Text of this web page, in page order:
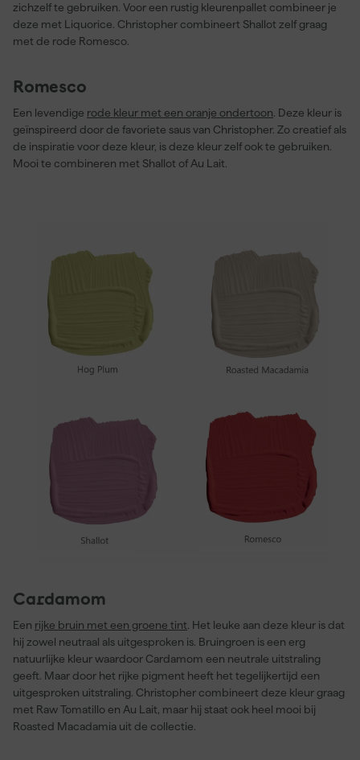
zichzelf te gebruiken. Voor een rustig kleurenpallet combineer je
deze met Liquorice. Christopher combineert Shallot zelf graag
met de rode Romesco.
Romesco
Een levendige rode kleur met een oranje ondertoon. Deze kleur is
geïnspireerd door de favoriete saus van Christopher. Zo creatief als
de inspiratie voor deze kleur, is deze kleur zelf ook te gebruiken.
Mooi te combineren met Shallot of Au Lait.
Cardamom
Een rijke bruin met een groene tint. Het leuke aan deze kleur is dat
hij zowel neutraal als uitgesproken is. Bruingroen is een erg
natuurlijke kleur waardoor Cardamom een neutrale uitstraling
geeft. Maar door het rijke pigment heeft het tegelijkertijd een
uitgesproken uitstraling. Christopher combineert deze kleur graag
met Raw Tomatillo en Au Lait, maar hij staat ook heel mooi bij
Roasted Macadamia uit de collectie.